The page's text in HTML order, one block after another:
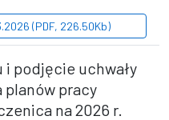
(PDF, 226.50Kb)
podjęcie uchwały
planów pracy
na 2026 r.